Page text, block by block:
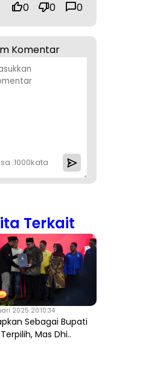
0 0 0
Komentar
:1000kata
Terkait
2025 20:10:34
Sebagai Bupati
Mas Dhi..